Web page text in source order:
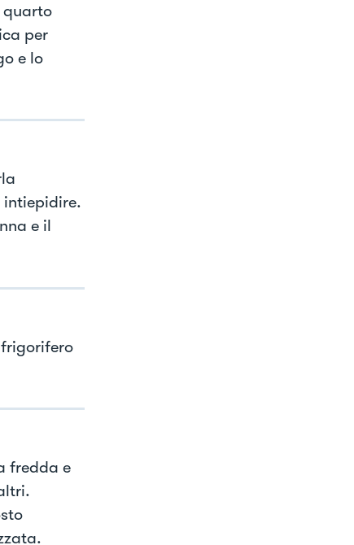
quarto
per
e lo
intiepidire.
e il
fredda e